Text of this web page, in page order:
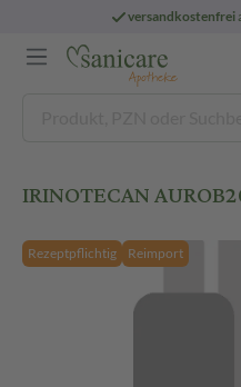
versandkostenfrei
IRINOTECAN
Rezeptpflichtig Reimport